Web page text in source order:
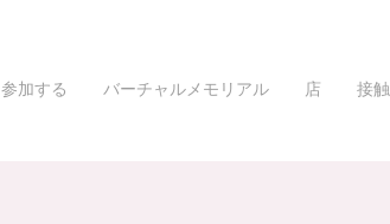
参加する バーチャルメモリアル 店 接触